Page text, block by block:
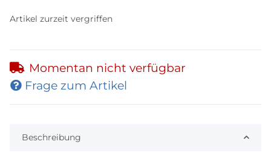
Artikel zurzeit vergriffen
Momentan nicht verfügbar
Frage zum Artikel
Beschreibung